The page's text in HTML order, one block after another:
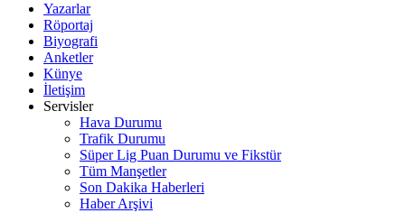
Yazarlar
Röportaj
Biyografi
Anketler
Künye
İletişim
Servisler
Hava Durumu
Trafik Durumu
Süper Lig Puan Durumu ve Fikstür
Tüm Manşetler
Son Dakika Haberleri
Haber Arşivi